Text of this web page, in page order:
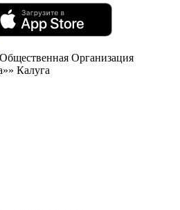
Организация
Калуга